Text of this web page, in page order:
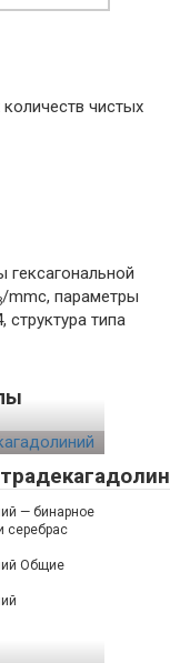
чистых
гексагональной
/mmc, параметры
структура типа
— бинарное
серебрас
Общие